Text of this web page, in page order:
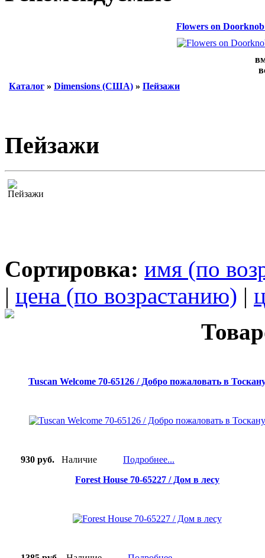
Flowers on
Каталог » Dimensions (США) » Пейзажи
Пейзажи
Сортировка: имя (по
| цена (по возрастанию) |
Tuscan Welcome 70-65126 / Добро пожаловать в
930 руб. Наличие
Подробнее...
Forest House 70-65227 / Дом в лесу